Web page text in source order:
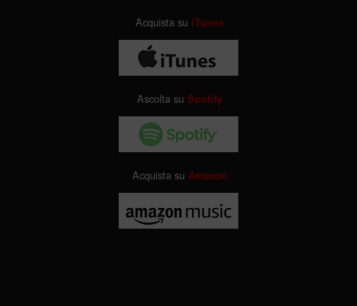
Acquista su iTunes
Ascolta suSpotify
Acquista su Amazon